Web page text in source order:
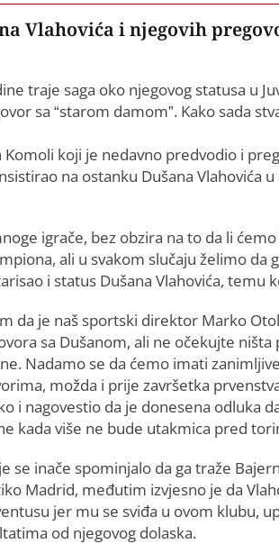
Vlahovića i njegovih
traje saga oko njegovog statusa u
sa “starom damom”. Kako sada
koji je nedavno predvodio i
na ostanku Dušana Vlahovića
igrače, bez obzira na to da li
ali u svakom slučaju želimo da
i status Dušana Vlahovića, temu
da je naš sportski direktor Marko
sa Dušanom, ali ne očekujte ništa
Nadamo se da ćemo imati
možda i prije završetka
i nagovestio da je donesena odluka
kada više ne bude utakmica pred
se inače spominjalo da ga traže
Madrid, međutim izvjesno je da
jer mu se sviđa u ovom klubu,
od njegovog dolaska.